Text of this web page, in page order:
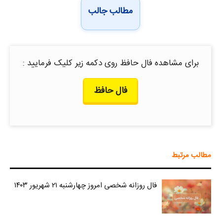
مطالب جالب
برای مشاهده فال حافظ روی دکمه زیر کلیک فرمایید :
فال حافظ
مطالب مرتبط
فال روزانه شخصی امروز چهارشنبه ۲۱ شهریور ۱۴۰۳